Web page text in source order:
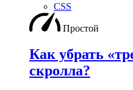
CSS
Простой
Как убрать
скролла?